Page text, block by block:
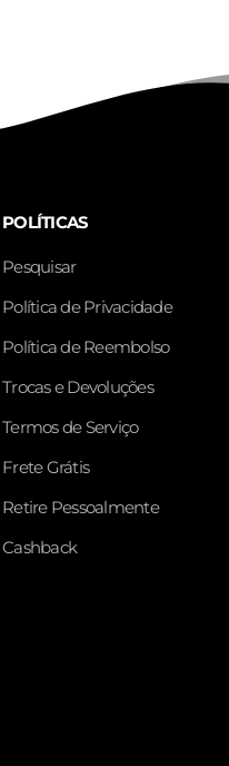
POLÍTICAS
Pesquisar
Política de Privacidade
Política de Reembolso
Trocas e Devoluções
Termos de Serviço
Frete Grátis
Retire Pessoalmente
Cashback